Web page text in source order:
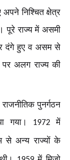
निश्चित क्षेत्र
पूरे राज्य में असमी
दंगे हुए व असम से
अलग राज्य की
पुनर्गठन
गया। 1972में
से अन्य राज्यों के